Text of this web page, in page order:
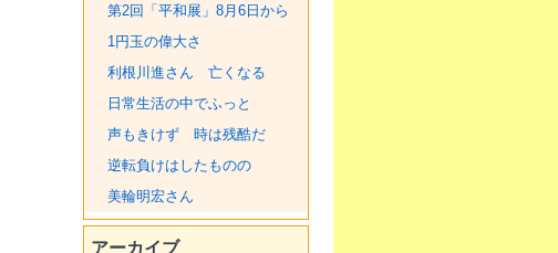
第2回「平和展」8月6日から
1円玉の偉大さ
利根川進さん 亡くなる
日常生活の中でふっと
声もきけず 時は残酷だ
逆転負けはしたものの
美輪明宏さん
アーカイブ